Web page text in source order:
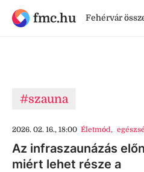
fmc.hu Fehérvár
#szauna
2026. 02. 16., 18:00 Életmód,
Az infraszaunázás
miért lehet része a